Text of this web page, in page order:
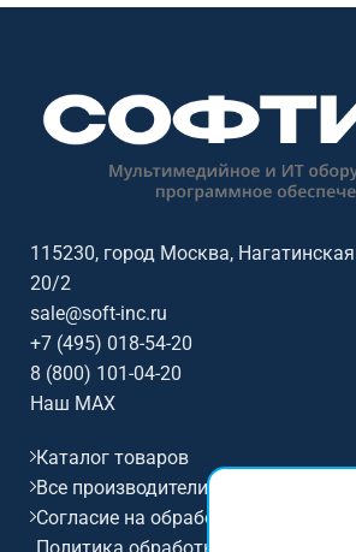
115230, город Москва,
20/2
sale@soft-inc.ru
+7 (495) 018-54-20
8 (800) 101-04-20
Наш MAX
Каталог товаров
Все производители
Согласие на обработку